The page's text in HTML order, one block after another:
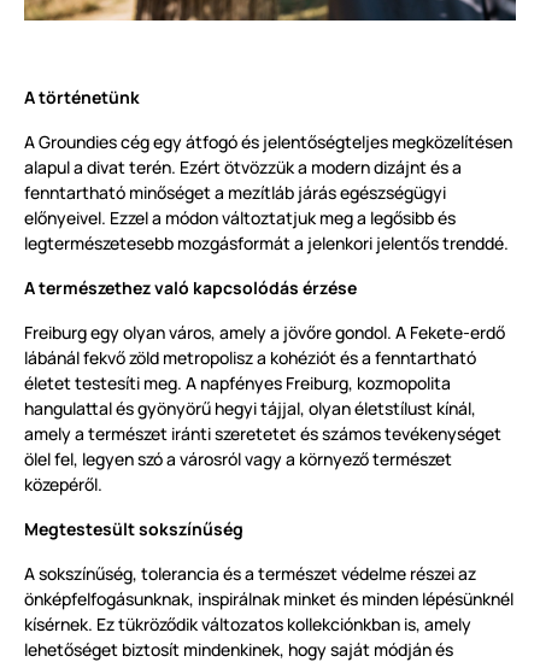
A történetünk
A Groundies cég egy átfogó és jelentőségteljes megközelítésen
alapul a divat terén. Ezért ötvözzük a modern dizájnt és a
fenntartható minőséget a mezítláb járás egészségügyi
előnyeivel. Ezzel a módon változtatjuk meg a legősibb és
legtermészetesebb mozgásformát a jelenkori jelentős trenddé.
A természethez való kapcsolódás érzése
Freiburg egy olyan város, amely a jövőre gondol. A Fekete-erdő
lábánál fekvő zöld metropolisz a kohéziót és a fenntartható
életet testesíti meg. A napfényes Freiburg, kozmopolita
hangulattal és gyönyörű hegyi tájjal, olyan életstílust kínál,
amely a természet iránti szeretetet és számos tevékenységet
ölel fel, legyen szó a városról vagy a környező természet
közepéről.
Megtestesült sokszínűség
A sokszínűség, tolerancia és a természet védelme részei az
önképfelfogásunknak, inspirálnak minket és minden lépésünknél
kísérnek. Ez tükröződik változatos kollekciónkban is, amely
lehetőséget biztosít mindenkinek, hogy saját módján és